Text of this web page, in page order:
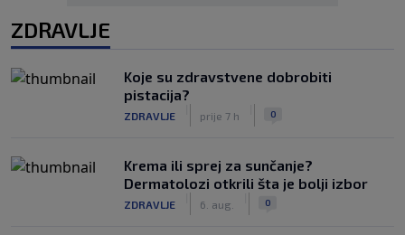
ZDRAVLJE
Koje su zdravstvene dobrobiti
pistacija?
ZDRAVLJE prije 7 h 0
Krema ili sprej za sunčanje?
Dermatolozi otkrili šta je bolji izbor
ZDRAVLJE 6. aug. 0